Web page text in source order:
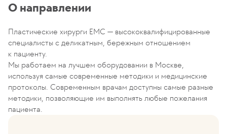
О направлении
Пластические хирурги ЕМС — высококвалифицированные
специалисты с деликатным, бережным отношением
к пациенту.
Мы работаем на лучшем оборудовании в Москве,
используя самые современные методики и медицинские
протоколы. Современным врачам доступны самые разные
методики, позволяющие им выполнять любые пожелания
пациента.